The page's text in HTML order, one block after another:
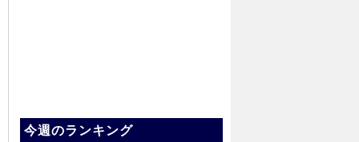
今週のランキング